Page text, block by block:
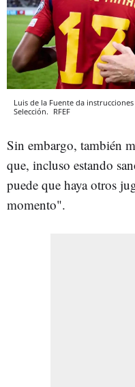
Luis de la Fuente da
Selección. RFEF
Sin embargo, también
que, incluso estando
puede que haya otros
momento".